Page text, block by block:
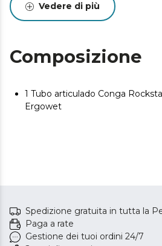
Vedere di più
Composizione
1 Tubo articulado Conga
Ergowet
Spedizione gratuita in tutta la
Paga a rate
Gestione dei tuoi ordini 24/7